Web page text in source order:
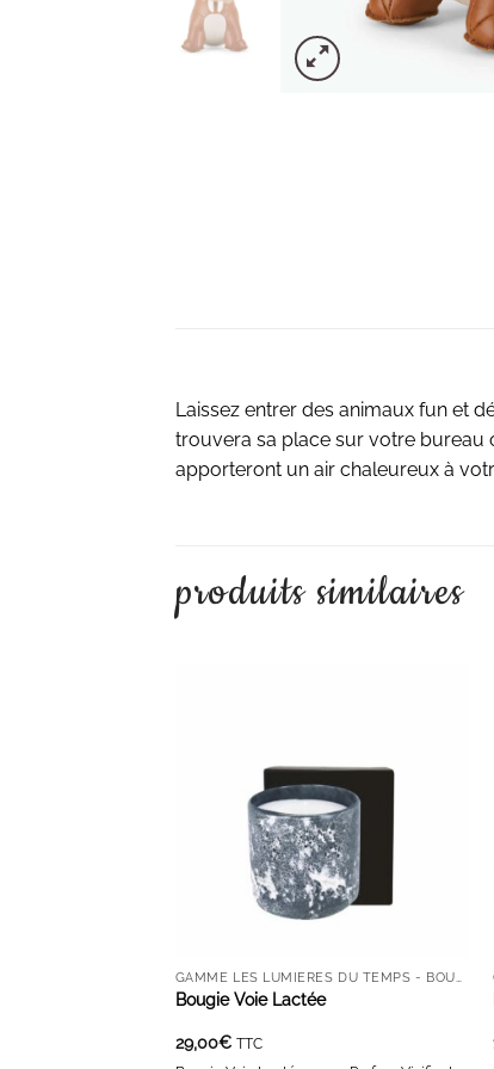
Laissez entrer des animaux fun et
trouvera sa place sur votre bureau
apporteront un air chaleureux à
produits similaires
GAMME LES LUMIÈRES DU TEMPS - BOUGIES ET DIFFUSEURS
Bougie Voie Lactée
29,00€ TTC